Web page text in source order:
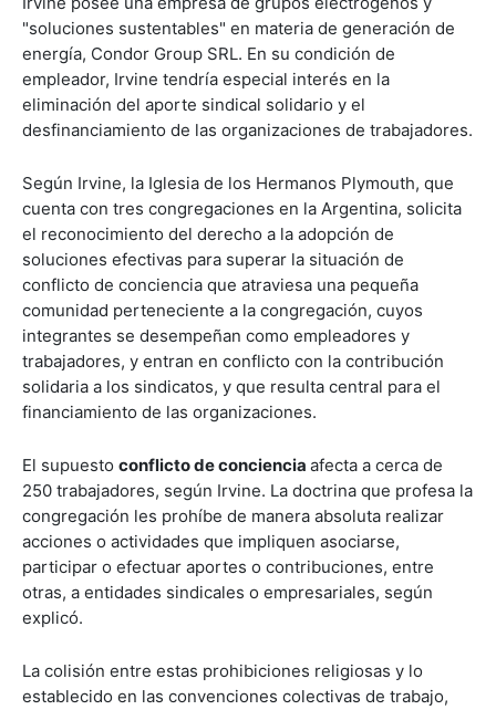
"soluciones sustentables" en materia de generación de
energía, Condor Group SRL. En su condición de
empleador, Irvine tendría especial interés en la
eliminación del aporte sindical solidario y el
desfinanciamiento de las organizaciones de trabajadores.
Según Irvine, la Iglesia de los Hermanos Plymouth, que
cuenta con tres congregaciones en la Argentina, solicita
el reconocimiento del derecho a la adopción de
soluciones efectivas para superar la situación de
conflicto de conciencia que atraviesa una pequeña
comunidad perteneciente a la congregación, cuyos
integrantes se desempeñan como empleadores y
trabajadores, y entran en conflicto con la contribución
solidaria a los sindicatos, y que resulta central para el
financiamiento de las organizaciones.
El supuesto conflicto de conciencia afecta a cerca de
250 trabajadores, según Irvine. La doctrina que profesa la
congregación les prohíbe de manera absoluta realizar
acciones o actividades que impliquen asociarse,
participar o efectuar aportes o contribuciones, entre
otras, a entidades sindicales o empresariales, según
explicó.
La colisión entre estas prohibiciones religiosas y lo
establecido en las convenciones colectivas de trabajo,